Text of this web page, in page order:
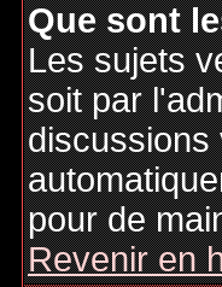
Que sont
Les sujets
soit par
discussions
pour de
Revenir en